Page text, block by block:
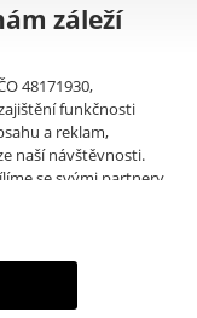
záleží
48171930,
funkčnosti
a reklam,
naší návštěvnosti.
se svými partnery
Partneři tyto
používáte jejich
úložišť, IP